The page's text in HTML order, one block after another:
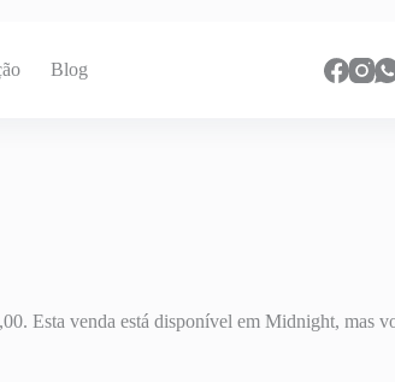
Blog
Esta venda está disponível em Midnight, mas